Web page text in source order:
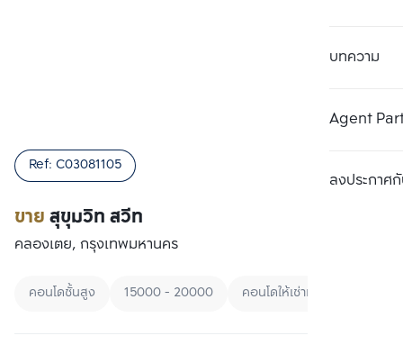
บทความ
Agent
ลงประกาศกั
ขายสุขุมวิท สวีท
Ref: C03081105
คลองเตย, กรุงเทพมหานคร
คอนโดชั้นสูง 15000 - 20000 คอนโดให้เช่าเรียงตามราคา
เปรียบเทียบ